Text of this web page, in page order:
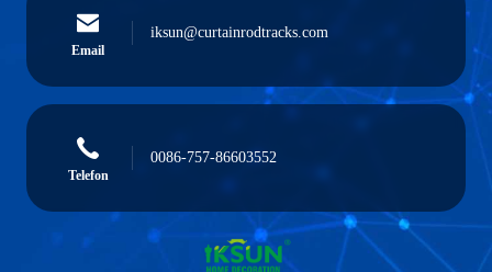
Email
iksun@curtainrodtracks.com
Telefon
0086-757-86603552